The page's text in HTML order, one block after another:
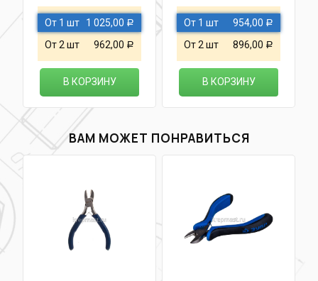
От 1 шт 1 025,00 Р
От 2 шт 962,00 Р
В КОРЗИНУ
От 1 шт 954,00 Р
От 2 шт 896,00 Р
В КОРЗИНУ
ВАМ МОЖЕТ ПОНРАВИТЬСЯ